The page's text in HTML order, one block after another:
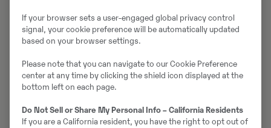
5,4 miljarder SEK i omsättning
Volvo CE
If your browser sets a user-engaged global privacy control
signal, your cookie preference will be automatically updated
based on your browser settings.
Please note that you can navigate to our Cookie Preference
center at any time by clicking the shield icon displayed at the
bottom left on each page.
Do Not Sell or Share My Personal Info – California Residents
If you are a California resident, you have the right to opt out of